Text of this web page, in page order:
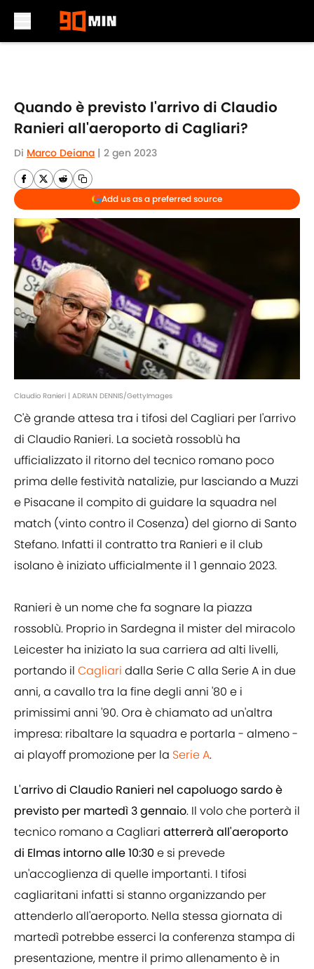
Quando è previsto l'arrivo di Claudio
Ranieri all'aeroporto di Cagliari?
Di Marco Deiana | 2 gen 2023
Add us as a preferred source
Claudio Ranieri | ADRIAN DENNIS/GettyImages
C'è grande attesa tra i tifosi del Cagliari per l'arrivo
di Claudio Ranieri. La società rossoblù ha
ufficializzato il ritorno del tecnico romano poco
prima delle festività natalizie, pur lasciando a Muzzi
e Pisacane il compito di guidare la squadra nel
match (vinto contro il Cosenza) del giorno di Santo
Stefano. Infatti il contratto tra Ranieri e il club
isolano è iniziato ufficialmente il 1 gennaio 2023.
Ranieri è un nome che fa sognare la piazza
rossoblù. Proprio in Sardegna il mister del miracolo
Leicester ha iniziato la sua carriera ad alti livelli,
portando il Cagliari dalla Serie C alla Serie A in due
anni, a cavallo tra la fine degli anni '80 e i
primissimi anni '90. Ora è chiamato ad un'altra
impresa: ribaltare la squadra e portarla - almeno -
ai playoff promozione per la Serie A.
L'arrivo di Claudio Ranieri nel capoluogo sardo è
previsto per martedì 3 gennaio. Il volo che porterà il
tecnico romano a Cagliari atterrerà all'aeroporto
di Elmas intorno alle 10:30 e si prevede
un'accoglienza di quelle importanti. I tifosi
cagliaritani infatti si stanno organizzando per
attenderlo all'aeroporto. Nella stessa giornata di
martedì potrebbe esserci la conferenza stampa di
presentazione, mentre il primo allenamento è in